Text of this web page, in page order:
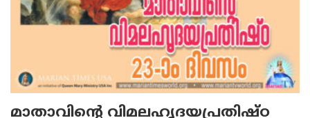
മാതാവിന്റെ വിമലഹൃദയപ്രതിഷ്ഠ